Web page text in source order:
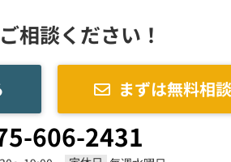
相談ください！
まずは無料相
606-2431